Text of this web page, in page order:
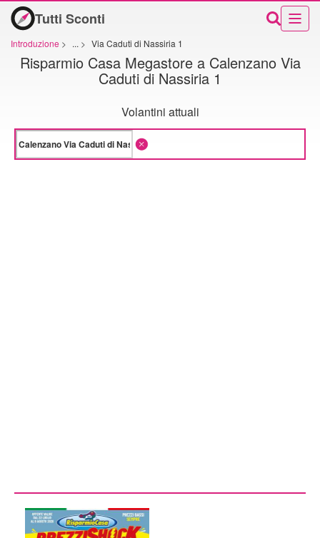
Tutti Sconti
Introduzione > ... > Via Caduti di Nassiria 1
Risparmio Casa Megastore a Calenzano Via
Caduti di Nassiria 1
Volantini attuali